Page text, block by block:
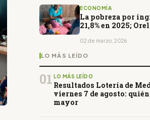
ECONOMÍA
La pobreza por
21,8% en 2025;
02 de marzo, 2026
LO MÁS LEÍDO
01 LO MÁS LEÍDO
Resultados Lotería de
viernes 7 de agosto:
mayor